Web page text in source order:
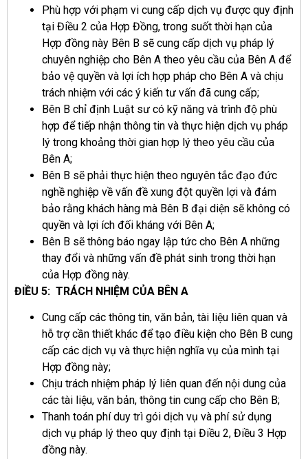
Phù hợp với phạm vi cung cấp dịch vụ được quy định
tại Điều 2 của Hợp Đồng, trong suốt thời hạn của
Hợp đồng này Bên B sẽ cung cấp dịch vụ pháp lý
chuyên nghiệp cho Bên A theo yêu cầu của Bên A để
bảo vệ quyền và lợi ích hợp pháp cho Bên A và chịu
trách nhiệm với các ý kiến tư vấn đã cung cấp;
Bên B chỉ định Luật sư có kỹ năng và trình độ phù
hợp để tiếp nhận thông tin và thực hiện dịch vụ pháp
lý trong khoảng thời gian hợp lý theo yêu cầu của
Bên A;
Bên B sẽ phải thực hiện theo nguyên tắc đạo đức
nghề nghiệp về vấn đề xung đột quyền lợi và đảm
bảo rằng khách hàng mà Bên B đại diện sẽ không có
quyền và lợi ích đối kháng với Bên A;
Bên B sẽ thông báo ngay lập tức cho Bên A những
thay đổi và những vấn đề phát sinh trong thời hạn
của Hợp đồng này.
ĐIỀU 5: TRÁCH NHIỆM CỦA BÊN A
Cung cấp các thông tin, văn bản, tài liệu liên quan và
hỗ trợ cần thiết khác để tạo điều kiện cho Bên B cung
cấp các dịch vụ và thực hiện nghĩa vụ của mình tại
Hợp đồng này;
Chịu trách nhiệm pháp lý liên quan đến nội dung của
các tài liệu, văn bản, thông tin cung cấp cho Bên B;
Thanh toán phí duy trì gói dịch vụ và phí sử dụng
dịch vụ pháp lý theo quy định tại Điều 2, Điều 3 Hợp
đồng này.